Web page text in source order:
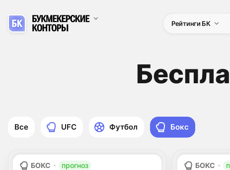
Рейтинги БК
Все UFC Футбол Бокс
БОКС прогноз БОКС